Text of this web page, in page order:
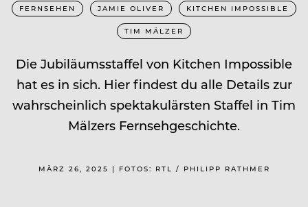
FERNSEHEN JAMIE OLIVER KITCHEN IMPOSSIBLE
TIM MÄLZER
Die Jubiläumsstaffel von Kitchen Impossible
hat es in sich. Hier findest du alle Details zur
wahrscheinlich spektakulärsten Staffel in Tim
Mälzers Fernsehgeschichte.
MÄRZ 26, 2025 | FOTOS: RTL / PHILIPP RATHMER